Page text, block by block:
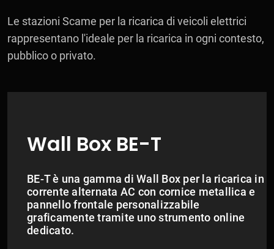
Le stazioni Scame per la ricarica di veicoli elettrici
rappresentano l'ideale per la ricarica in ogni contesto,
pubblico o privato.
Wall Box BE-T
BE-T è una gamma di Wall Box per la ricarica in
corrente alternata AC con cornice metallica e
pannello frontale personalizzabile
graficamente tramite uno strumento online
dedicato.